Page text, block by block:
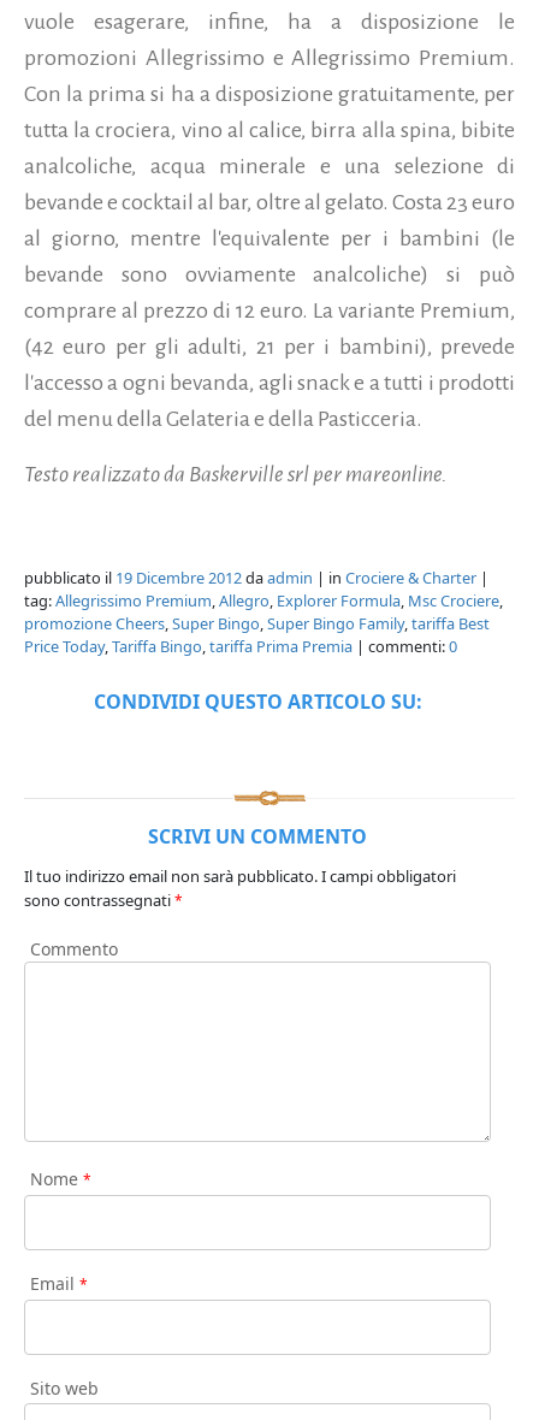
vuole esagerare, infine, ha a disposizione le
promozioni Allegrissimo e Allegrissimo Premium.
Con la prima si ha a disposizione gratuitamente, per
tutta la crociera, vino al calice, birra alla spina, bibite
analcoliche, acqua minerale e una selezione di
bevande e cocktail al bar, oltre al gelato. Costa 23 euro
al giorno, mentre l'equivalente per i bambini (le
bevande sono ovviamente analcoliche) si può
comprare al prezzo di 12 euro. La variante Premium,
(42 euro per gli adulti, 21 per i bambini), prevede
l'accesso a ogni bevanda, agli snack e a tutti i prodotti
del menu della Gelateria e della Pasticceria.
Testo realizzato da Baskerville srl per mareonline.
pubblicato il 19 Dicembre 2012daadmin | in Crociere & Charter |
tag:Allegrissimo Premium,Allegro, Explorer Formula, Msc Crociere,
promozione Cheers,Super Bingo,Super Bingo Family,tariffa Best
Price Today,Tariffa Bingo,tariffa Prima Premia | commenti:0
CONDIVIDI QUESTO ARTICOLO SU:
SCRIVI UN COMMENTO
Il tuo indirizzo email non sarà pubblicato.I campi obbligatori
sono contrassegnati*
Commento
Nome *
Email *
Sito web